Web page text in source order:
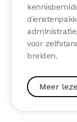
voor
breiden.
Meer